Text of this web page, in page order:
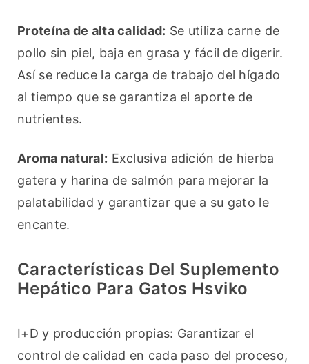
Proteína de alta calidad: Se utiliza carne de
pollo sin piel, baja en grasa y fácil de digerir.
Así se reduce la carga de trabajo del hígado
al tiempo que se garantiza el aporte de
nutrientes.
Aroma natural: Exclusiva adición de hierba
gatera y harina de salmón para mejorar la
palatabilidad y garantizar que a su gato le
encante.
Características Del Suplemento
Hepático Para Gatos Hsviko
I+D y producción propias: Garantizar el
control de calidad en cada paso del proceso,